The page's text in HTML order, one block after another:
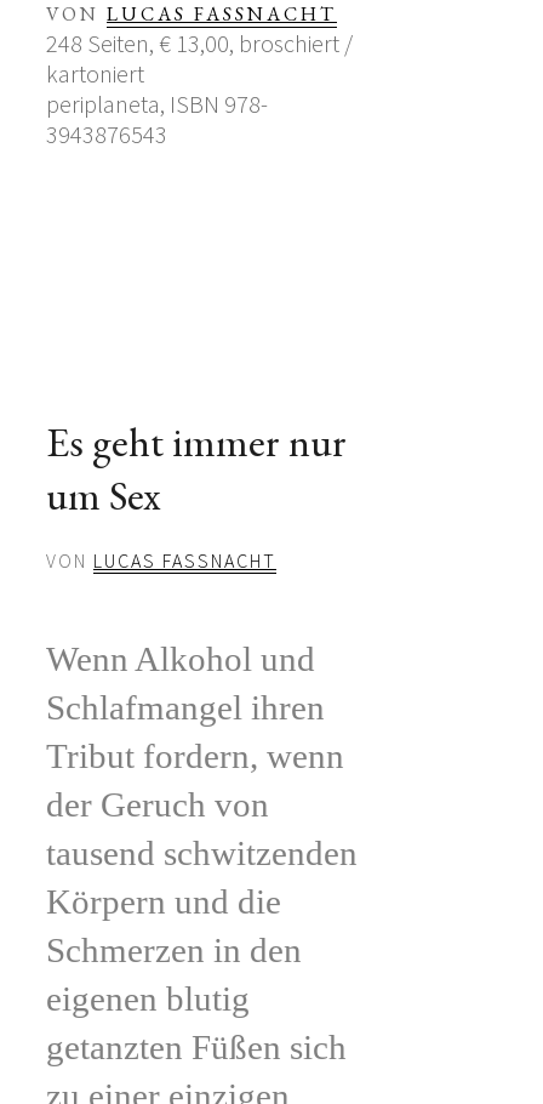
VON LUCAS FASSNACHT
248 Seiten, € 13,00, broschiert /
kartoniert
periplaneta, ISBN 978-
3943876543
Es geht immer nur
um Sex
VON LUCAS FASSNACHT
Wenn Alkohol und
Schlafmangel ihren
Tribut fordern, wenn
der Geruch von
tausend schwitzenden
Körpern und die
Schmerzen in den
eigenen blutig
getanzten Füßen sich
zu einer einzigen